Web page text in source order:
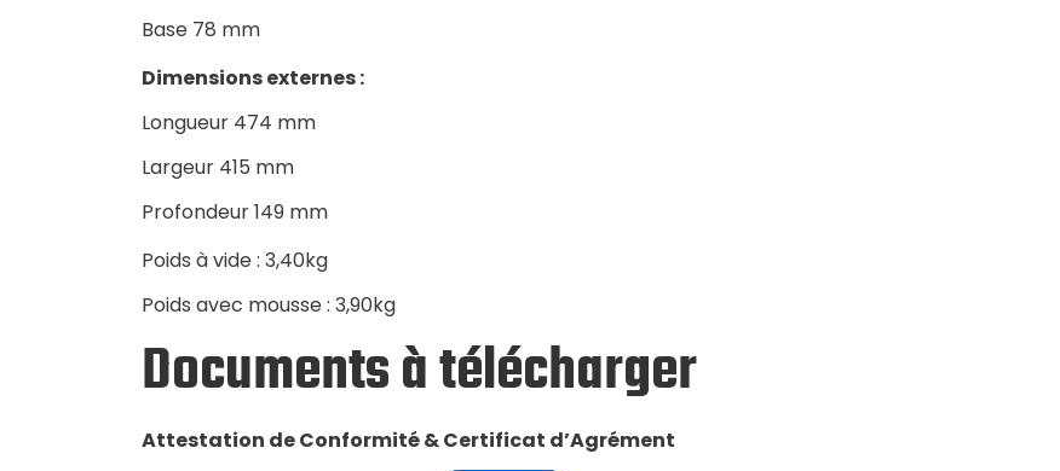
Base 78 mm
Dimensions externes :
Longueur 474 mm
Largeur 415 mm
Profondeur 149 mm
Poids à vide : 3,40kg
Poids avec mousse : 3,90kg
Documents à télécharger
Attestation de Conformité & Certificat d’Agrément